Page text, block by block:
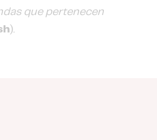
que pertenecen
).